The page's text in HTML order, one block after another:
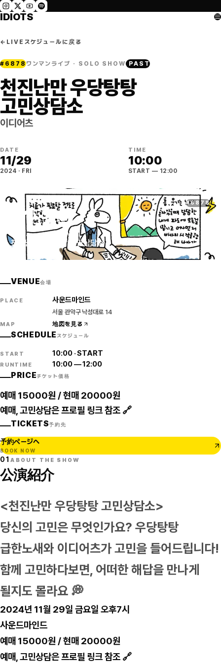
IDIOTS
← LIVEスケジュールに戻る
# 6878ワンマンライブ · SOLO SHOW PAST
천진난만 우당탕탕
고민상담소
이디어츠
DATE
11/29
2024 · FRI
TIME
10:00
START — 12:00
#6878
11.29
2024·FRI SEOUL
천진난만 우당탕탕 고민상담소
VENUE会場
PLACE 사운드마인드
서울 관악구 낙성대로 14
MAP 地図を見る
SCHEDULE スケジュール
START 10:00·START
RUNTIME 10:00—12:00
PRICEチケット価格
예매 15000원 / 현매 20000원
예매, 고민상담은 프로필 링크 참조 🔗
TICKETS予約先
予約ページへ
BOOK NOW
01ABOUT THE SHOW
公演紹介
<천진난만 우당탕탕 고민상담소>
당신의 고민은 무엇인가요? 우당탕탕
급한노새와 이디어츠가 고민을 들어드립니다!
함께 고민하다보면, 어떠한 해답을 만나게
될지도 몰라요 💭
2024년 11월 29일 금요일 오후7시
사운드마인드
예매 15000원 / 현매 20000원
예매, 고민상담은 프로필 링크 참조 🔗